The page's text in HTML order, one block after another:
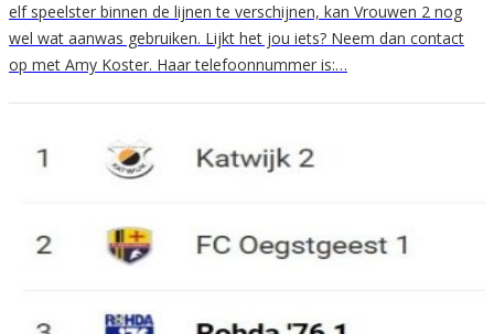
elf speelster binnen de lijnen te verschijnen, kan Vrouwen 2 nog
wel wat aanwas gebruiken. Lijkt het jou iets? Neem dan contact
op met Amy Koster. Haar telefoonnummer is:…